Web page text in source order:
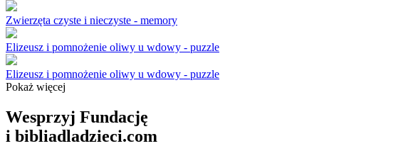
Zwierzęta czyste i nieczyste - memory
Elizeusz i pomnożenie oliwy u wdowy - puzzle
Elizeusz i pomnożenie oliwy u wdowy - puzzle
Pokaż więcej
Wesprzyj Fundację
i bibliadladzieci.com